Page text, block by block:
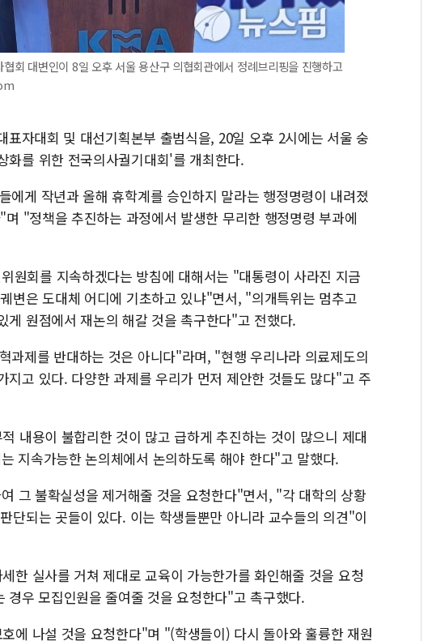
회 대변인이 8일 오후 서울 용산구 의협회관에서 정례브리핑을 진행하고
자대회 및 대선기획본부 출범식을, 20일 오후 2시에는 서울 숭
화를 위한 전국의사궐기대회'를 개최한다.
에게 작년과 올해 휴학계를 승인하지 말라는 행정명령이 내려졌
"정책을 추진하는 과정에서 발생한 무리한 행정명령 부과에
원회를 지속하겠다는 방침에 대해서는 "대통령이 사라진 지금
변은 도대체 어디에 기초하고 있냐"면서, "의개특위는 멈추고
게 원점에서 재논의 해갈 것을 촉구한다"고 전했다.
과제를 반대하는 것은 아니다"라며, "현행 우리나라 의료제도의
지고 있다. 다양한 과제를 우리가 먼저 제안한 것들도 많다"고 주
내용이 불합리한 것이 많고 급하게 추진하는 것이 많으니 제대
지속가능한 논의체에서 논의하도록 해야 한다"고 말했다.
그 불확실성을 제거해줄 것을 요청한다"면서, "각 대학의 상황
단되는 곳들이 있다. 이는 학생들뿐만 아니라 교수들의 의견"이
한 실사를 거쳐 제대로 교육이 가능한가를 화인해줄 것을 요청
우 모집인원을 줄여줄 것을 요청한다"고 촉구했다.
에 나설 것을 요청한다"며 "(학생들이) 다시 돌아와 훌륭한 재원